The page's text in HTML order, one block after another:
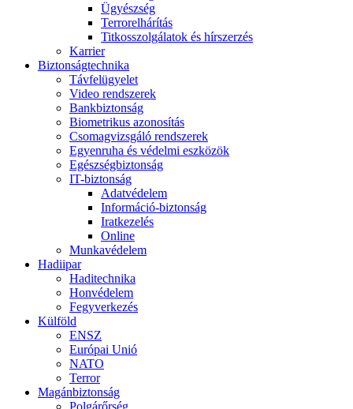
Ügyészség
Terrorelhárítás
Titkosszolgálatok és hírszerzés
Karrier
Biztonságtechnika
Távfelügyelet
Video rendszerek
Bankbiztonság
Biometrikus azonosítás
Csomagvizsgáló rendszerek
Egyenruha és védelmi eszközök
Egészségbiztonság
IT-biztonság
Adatvédelem
Információ-biztonság
Iratkezelés
Online
Munkavédelem
Hadiipar
Haditechnika
Honvédelem
Fegyverkezés
Külföld
ENSZ
Európai Unió
NATO
Terror
Magánbiztonság
Polgárőrség